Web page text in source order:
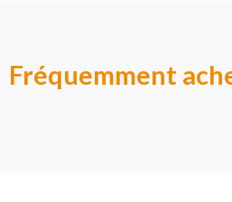
Fréquemment